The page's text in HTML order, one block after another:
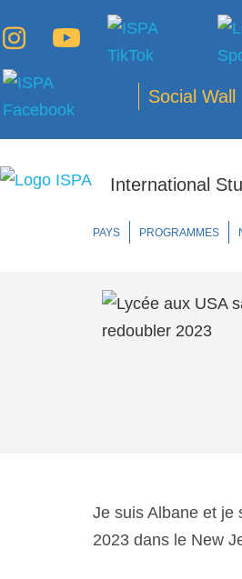
Social Wall
International
PAYS PROGRAMMES
Je suis Albane et je
2023 dans le New